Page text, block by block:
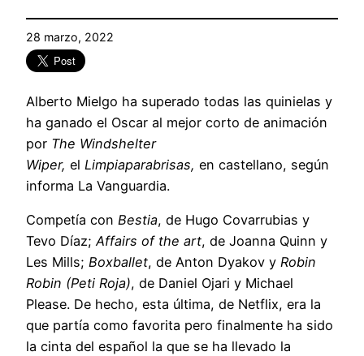
28 marzo, 2022
Alberto Mielgo ha superado todas las quinielas y
ha ganado el Oscar al mejor corto de animación
por The Windshelter
Wiper, el Limpiaparabrisas, en castellano, según
informa La Vanguardia.
Competía con Bestia, de Hugo Covarrubias y
Tevo Díaz;Affairs of the art, de Joanna Quinn y
Les Mills; Boxballet, de Anton Dyakov y Robin
Robin (Peti Roja), de Daniel Ojari y Michael
Please. De hecho, esta última, de Netflix, era la
que partía como favorita pero finalmente ha sido
la cinta del español la que se ha llevado la